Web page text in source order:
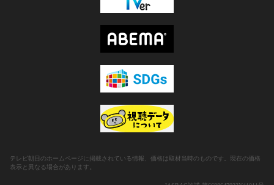
テレビ朝日のホームページに掲載されている情報、価格は取材当時のものです。現在の価格
表示と異なる場合があります。